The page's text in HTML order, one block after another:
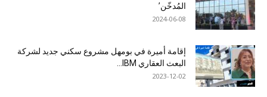
المُدخّن’
2024-06-08
إقامة أميرة في بومهل مشروع سكني جديد لشركة
البعث العقاري IBM...
2023-12-02